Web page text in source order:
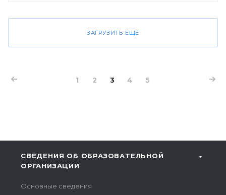
ЗАГРУЗИТЬ ЕЩЕ
1 2 3 4 5
СВЕДЕНИЯ ОБ ОБРАЗОВАТЕЛЬНОЙ
ОРГАНИЗАЦИИ
Основные сведения